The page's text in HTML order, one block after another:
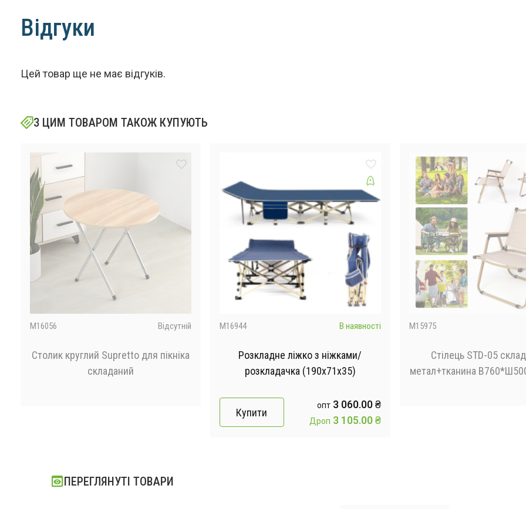
Відгуки
Цей товар ще не має відгуків.
З ЦИМ ТОВАРОМ ТАКОЖ КУПУЮТЬ
M16056 Відсутній
Столик круглий Supretto для пікніка
складаний
M16944 В наявності
Розкладне ліжко з ніжками/
розкладачка (190х71х35)
Купити
опт3 060.00 ₴
Дроп 3 105.00 ₴
M15975
Стілець STD-05
метал+тканина
ПЕРЕГЛЯНУТІ ТОВАРИ